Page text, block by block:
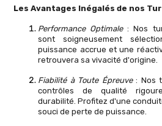
Les Avantages Inégalés de nos
Performance Optimale: Nos
sont soigneusement
puissance accrue et une
retrouvera sa vivacité d'origine.
Fiabilité à Toute Épreuve: Nos
contrôles de qualité
durabilité. Profitez d'une
souci de perte de puissance.